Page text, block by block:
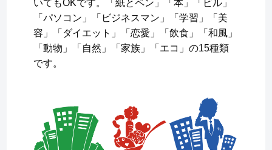
いてもOKです。「紙とペン」「本」「ビル」
「パソコン」「ビジネスマン」「学習」「美
容」「ダイエット」「恋愛」「飲食」「和風」
「動物」「自然」「家族」「エコ」の15種類
です。